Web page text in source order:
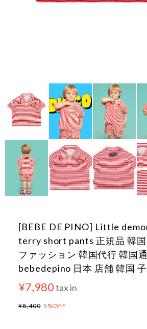
[BEBE DE PINO] Little
terry short pants 正規品 韓
ファッション 韓国代行 韓国
bebedepino 日本 店舗 韓国
¥7,980tax in
¥8,400 5%OFF